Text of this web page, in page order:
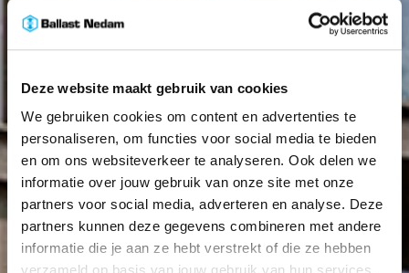
Deze website maakt gebruik van cookies
We gebruiken cookies om content en advertenties te
personaliseren, om functies voor social media te bieden
en om ons websiteverkeer te analyseren. Ook delen we
informatie over jouw gebruik van onze site met onze
partners voor social media, adverteren en analyse. Deze
partners kunnen deze gegevens combineren met andere
informatie die je aan ze hebt verstrekt of die ze hebben